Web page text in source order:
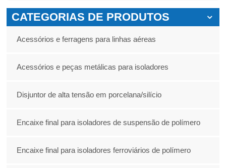
CATEGORIAS DE PRODUTOS
Acessórios e ferragens para linhas aéreas
Acessórios e peças metálicas para isoladores
Disjuntor de alta tensão em porcelana/silício
Encaixe final para isoladores de suspensão de polímero
Encaixe final para isoladores ferroviários de polímero